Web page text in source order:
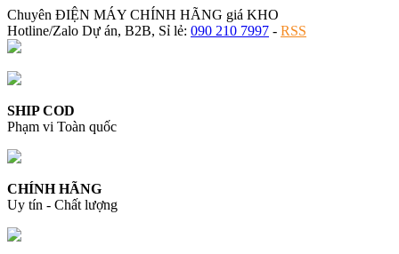
Chuyên ĐIỆN MÁY CHÍNH HÃNG giá KHO
Hotline/Zalo Dự án, B2B, Sỉ lẻ: 090 210 7997 - RSS
SHIP COD
Phạm vi Toàn quốc
CHÍNH HÃNG
Uy tín - Chất lượng